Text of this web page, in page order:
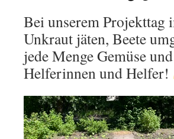
Bei unserem
Unkraut jäten, Beete
jede Menge Gemüse
Helferinnen und Helfer!